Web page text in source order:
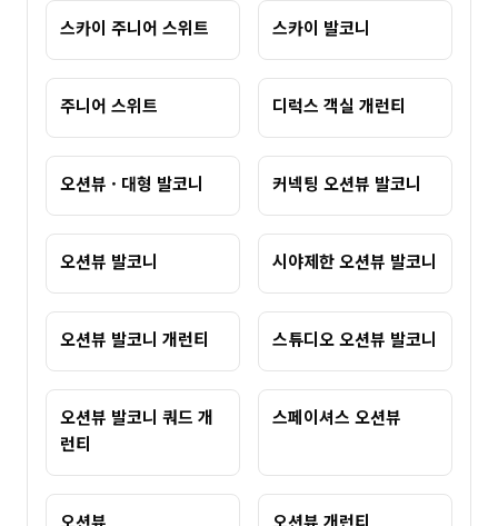
스카이 주니어 스위트 스카이 발코니
주니어 스위트 디럭스 객실 개런티
오션뷰 · 대형 발코니 커넥팅 오션뷰 발코니
오션뷰 발코니 시야제한 오션뷰 발코니
오션뷰 발코니 개런티 스튜디오 오션뷰 발코니
오션뷰 발코니 쿼드 개
런티
스페이셔스 오션뷰
오션뷰 오션뷰 개런티